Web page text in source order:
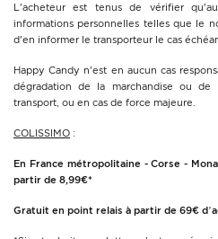
L'acheteur est tenus de vérifier
informations personnelles telles que le
d'en informer le transporteur le cas
Happy Candy n'est en aucun cas
dégradation de la marchandise ou
transport, ou en cas de force majeure.
COLISSIMO :
En France métropolitaine - Corse -
partir de 8,99€*
Gratuit en point relais à partir de 69€